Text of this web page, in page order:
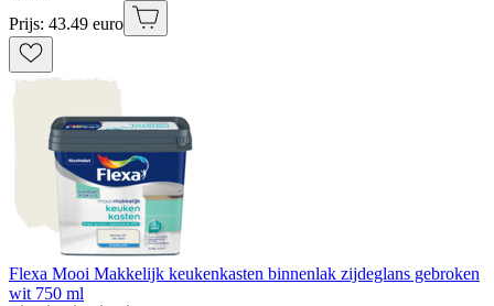
Prijs: 43.49 euro
Flexa Mooi Makkelijk keukenkasten binnenlak zijdeglans gebroken
wit 750 ml